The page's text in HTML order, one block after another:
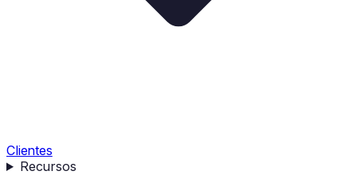
Clientes
Recursos